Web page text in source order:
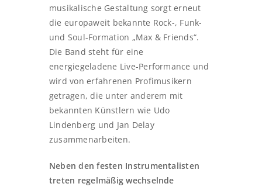
musikalische Gestaltung sorgt erneut
die europaweit bekannte Rock-, Funk-
und Soul-Formation „Max & Friends“.
Die Band steht für eine
energiegeladene Live-Performance und
wird von erfahrenen Profimusikern
getragen, die unter anderem mit
bekannten Künstlern wie Udo
Lindenberg und Jan Delay
zusammenarbeiten.
Neben den festen Instrumentalisten
treten regelmäßig wechselnde